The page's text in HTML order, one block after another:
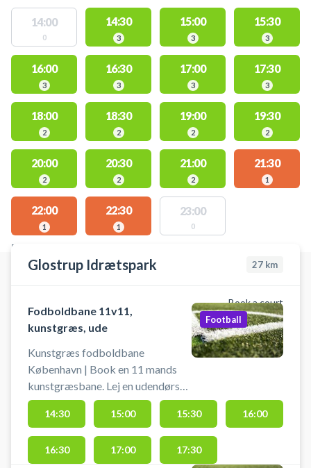
14:00
0
14:30
3
15:00
3
15:30
3
16:00
3
16:30
3
17:00
3
17:30
3
18:00
2
18:30
2
19:00
2
19:30
2
20:00
2
20:30
2
21:00
2
21:30
1
22:00
1
22:30
1
23:00
0
FACILITIES WITH AVAILABLE ACTIVITIES
Glostrup Idrætspark 27 km
Book a court
Fodboldbane 11v11,
kunstgræs, ude
Kunstgræs fodboldbane
København | Book en 11 mands
kunstgræsbane. Lej en udendørs
fodboldbane i Glostrup.
Medbring selv bolde. Der kan
også spille på tværs på 2 stk. 7-
mandsbaner. Bemærk: Du booker
Football
14:30 15:00 15:30 16:00
16:30 17:00 17:30